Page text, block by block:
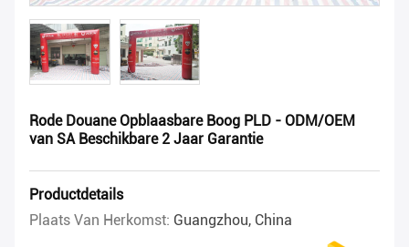
Rode Douane Opblaasbare Boog PLD - ODM/OEM
van SA Beschikbare 2 Jaar Garantie
Productdetails
Plaats Van Herkomst: Guangzhou, China